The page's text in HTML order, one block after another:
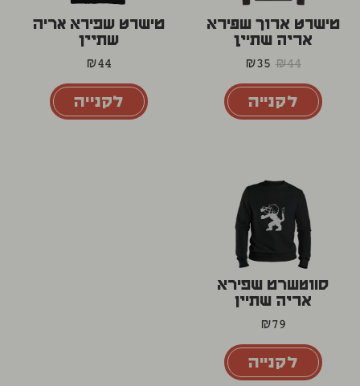
טישרט ארוך שפירא
אריה שתיין
₪44
₪35
לקנייה
טישרט שפירא אריה
שתיין
₪44
לקנייה
סווטשרט שפירא
אריה שתיין
₪79
לקנייה